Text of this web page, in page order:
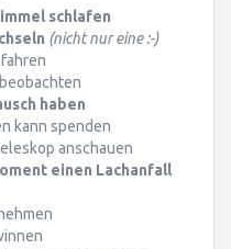
schlafen
(nicht nur eine :-)
haben
kann spenden
anschauen
einen Lachanfall